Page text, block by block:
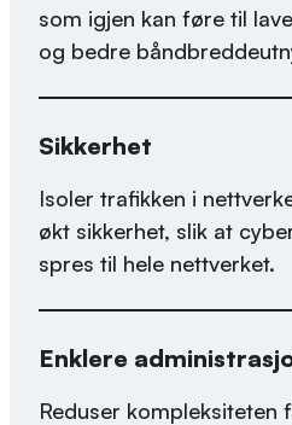
som igjen kan føre til
og bedre
Sikkerhet
Isoler trafikken i
økt sikkerhet, slik at
spres til hele nettverket.
Enklere
Reduser kompleksiteten